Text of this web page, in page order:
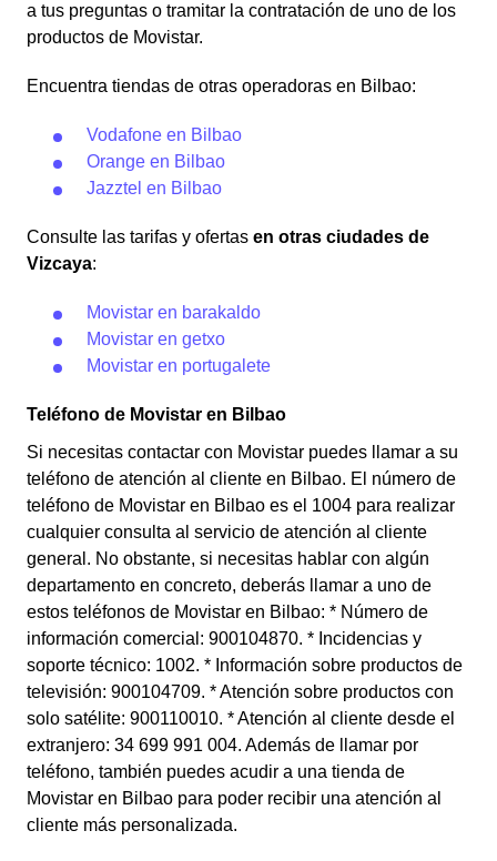
a tus preguntas o tramitar la contratación de uno de los
productos de Movistar.
Encuentra tiendas de otras operadoras en Bilbao:
Vodafone en Bilbao
Orange en Bilbao
Jazztel en Bilbao
Consulte las tarifas y ofertas en otras ciudades de
Vizcaya:
Movistar en barakaldo
Movistar en getxo
Movistar en portugalete
Teléfono de Movistar en Bilbao
Si necesitas contactar con Movistar puedes llamar a su
teléfono de atención al cliente en Bilbao. El número de
teléfono de Movistar en Bilbao es el 1004 para realizar
cualquier consulta al servicio de atención al cliente
general. No obstante, si necesitas hablar con algún
departamento en concreto, deberás llamar a uno de
estos teléfonos de Movistar en Bilbao: * Número de
información comercial: 900104870. * Incidencias y
soporte técnico: 1002. * Información sobre productos de
televisión: 900104709. * Atención sobre productos con
solo satélite: 900110010. * Atención al cliente desde el
extranjero: 34 699 991 004. Además de llamar por
teléfono, también puedes acudir a una tienda de
Movistar en Bilbao para poder recibir una atención al
cliente más personalizada.